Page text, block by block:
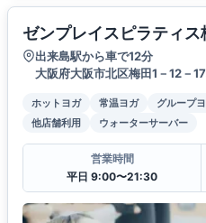
ゼンプレイスピラティ
出来島駅から車で12分
大阪府大阪市北区梅田1－12－
ホットヨガ 常温ヨガ グループ
他店舗利用
ウォーターサーバー
営業時間
平日 9:00〜21:30